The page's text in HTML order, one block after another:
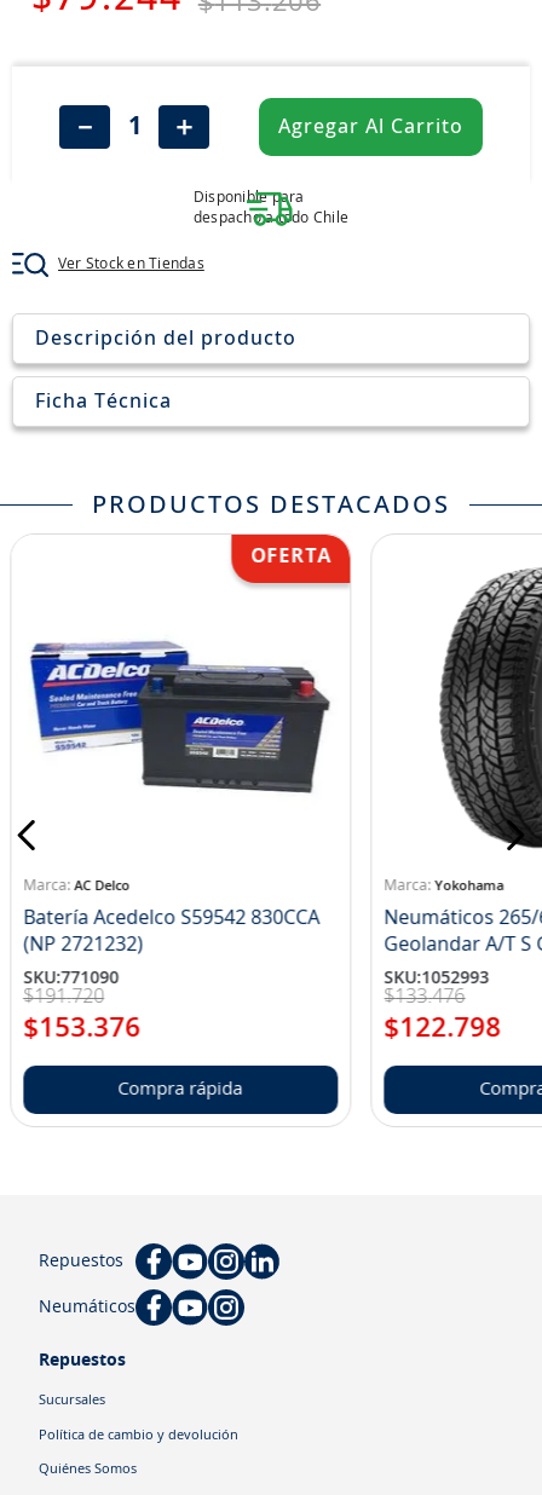
＋
－ Agregar Al Carrito
Disponible para
despacho a todo Chile
Ver Stock en Tiendas
Descripción del producto
Ficha Técnica
PRODUCTOS DESTACADOS
AC Delco
Batería Acedelco S59542 830CCA
(NP 2721232)
SKU:771090
$191.720
$153.376
Compra rápida
Yokohama
Neumáticos 265/
SKU:1052993
$133.476
$122.798
Repuestos
Neumáticos
Repuestos
Sucursales
Política de cambio y devolución
Quiénes Somos
7.
john deere
neumáticos 235